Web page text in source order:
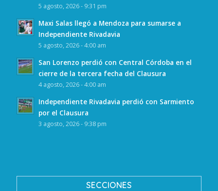
5 agosto, 2026 - 9:31 pm
Maxi Salas llegó a Mendoza para sumarse a
Independiente Rivadavia
5 agosto, 2026 - 4:00 am
San Lorenzo perdió con Central Córdoba en el
cierre de la tercera fecha del Clausura
4 agosto, 2026 - 4:00 am
Independiente Rivadavia perdió con Sarmiento
por el Clausura
3 agosto, 2026 - 9:38 pm
SECCIONES